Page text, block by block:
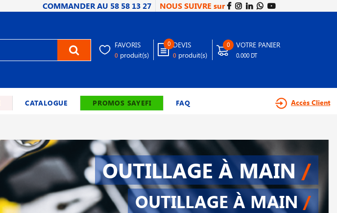
COMMANDER AU 58 58 13 27 NOUS SUIVRE sur
FAVORIS
0 produit(s)
0 DEVIS
0 produit(s)
0 VOTRE PANIER
0.000 DT
CATALOGUE PROMOS SAYEFI FAQ Accès Client
OUTILLAGE À MAIN /
OUTILLAGE À MAIN/